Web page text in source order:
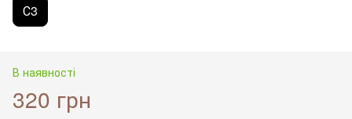
С3
В наявності
320 грн